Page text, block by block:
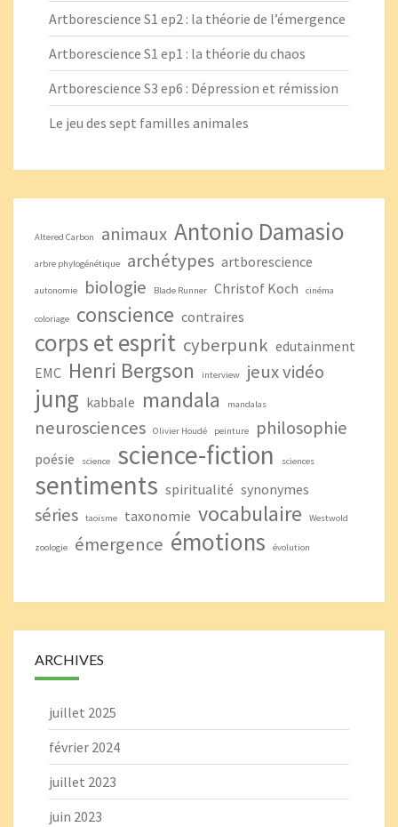
Artborescience S1 ep2 : la théorie de l’émergence
Artborescience S1 ep1 : la théorie du chaos
Artborescience S3 ep6 : Dépression et rémission
Le jeu des sept familles animales
Altered Carbon animaux Antonio Damasio
arbre phylogénétique archétypes artborescience
autonomie biologie Blade Runner Christof Koch cinéma
coloriage conscience contraires
corps et esprit cyberpunk edutainment
EMC Henri Bergson interview jeux vidéo
jung kabbale mandala mandalas
neurosciences Olivier Houdé peinture philosophie
poésie science science-fiction sciences
sentiments spiritualité synonymes
séries taoïsme taxonomie vocabulaire Westwold
zoologie émergence émotions évolution
ARCHIVES
juillet 2025
février 2024
juillet 2023
juin 2023